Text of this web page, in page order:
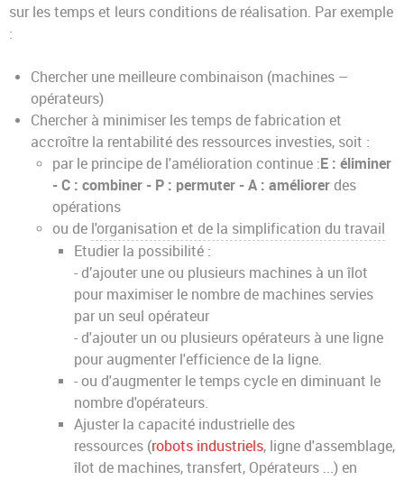
sur les temps et leurs conditions de réalisation. Par exemple
:
Chercher une meilleure combinaison (machines –
opérateurs)
Chercher à minimiser les temps de fabrication et
accroître la rentabilité des ressources investies, soit :
par le principe de l'amélioration continue :E : éliminer
- C : combiner - P : permuter - A : améliorer des
opérations
ou de l'organisation et de la simplification du travail
Etudier la possibilité :
- d’ajouter une ou plusieurs machines à un îlot
pour maximiser le nombre de machines servies
par un seul opérateur
- d'ajouter un ou plusieurs opérateurs à une ligne
pour augmenter l'efficience de la ligne.
- ou d'augmenter le temps cycle en diminuant le
nombre d'opérateurs.
Ajuster la capacité industrielle des
ressources (robots industriels, ligne d'assemblage,
îlot de machines, transfert, Opérateurs ...) en